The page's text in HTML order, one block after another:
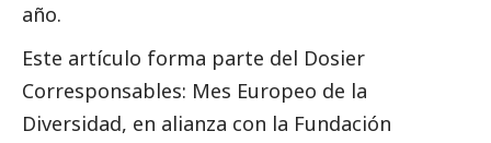
año.
Este artículo forma parte del Dosier
Corresponsables: Mes Europeo de la
Diversidad, en alianza con la Fundación